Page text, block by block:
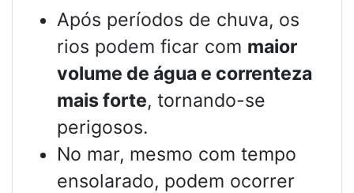
Após períodos de chuva, os
rios podem ficar com maior
volume de água e correnteza
mais forte, tornando-se
perigosos.
No mar, mesmo com tempo
ensolarado, podem ocorrer